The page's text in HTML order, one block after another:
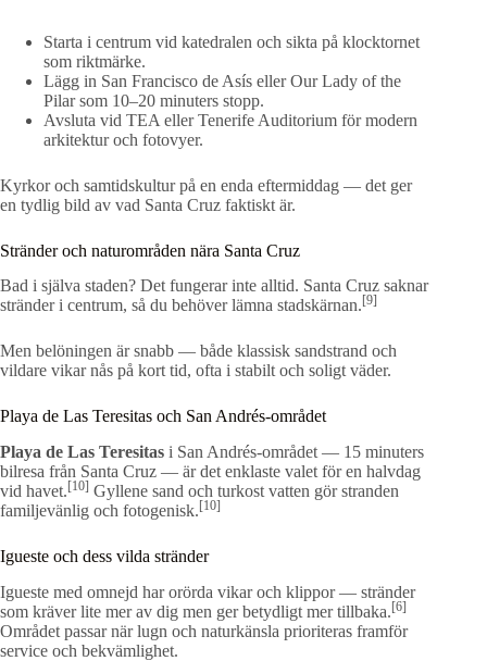
Starta i centrum vid katedralen och sikta på klocktornet
som riktmärke.
Lägg in San Francisco de Asís eller Our Lady of the
Pilar som 10–20 minuters stopp.
Avsluta vid TEA eller Tenerife Auditorium för modern
arkitektur och fotovyer.
Kyrkor och samtidskultur på en enda eftermiddag — det ger
en tydlig bild av vad Santa Cruz faktiskt är.
Stränder och naturområden nära Santa Cruz
Bad i själva staden? Det fungerar inte alltid. Santa Cruz saknar
stränder i centrum, så du behöver lämna stadskärnan. [9]
Men belöningen är snabb — både klassisk sandstrand och
vildare vikar nås på kort tid, ofta i stabilt och soligt väder.
Playa de Las Teresitas och San Andrés-området
Playa de Las Teresitas i San Andrés-området — 15 minuters
bilresa från Santa Cruz — är det enklaste valet för en halvdag
vid havet. [10] Gyllene sand och turkost vatten gör stranden
familjevänlig och fotogenisk. [10]
Igueste och dess vilda stränder
Igueste med omnejd har orörda vikar och klippor — stränder
som kräver lite mer av dig men ger betydligt mer tillbaka. [6]
Området passar när lugn och naturkänsla prioriteras framför
service och bekvämlighet.